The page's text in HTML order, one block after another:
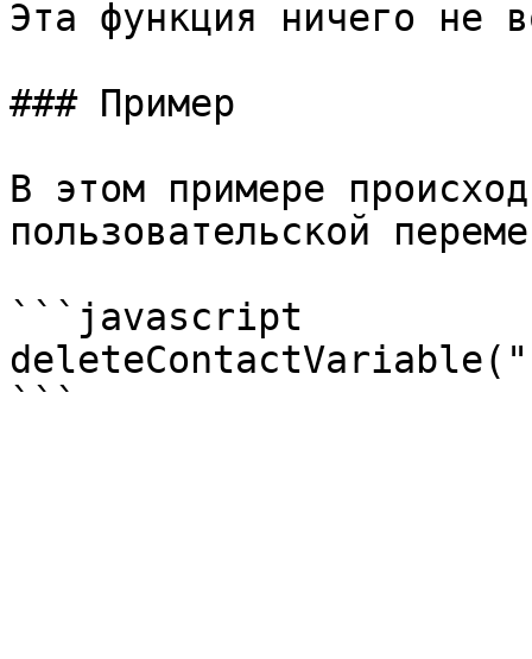
Эта функция ничего не
### Пример
В этом примере
пользовательской
```javascript